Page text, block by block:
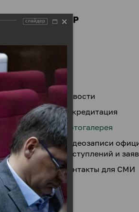
ПРЕСС-ЦЕНТР
Новости
Аккредитация
Фотогалерея
Видеозаписи
выступлений и
Контакты для СМИ
слайдер